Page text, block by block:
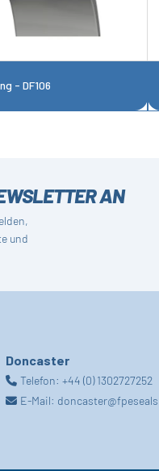
- DF106
AN
und
Doncaster
Telefon: +44 (0) 1302727252
E-Mail: